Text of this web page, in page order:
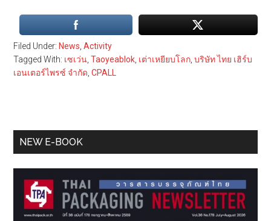
Filed Under: News ,Activity
Tagged With: เซเว่น ,Taoyeablok เต่าเหยียบโลก ,บริษัท ไทย เฮิร์บ
เอนเตอร์ไพรซ์ จำกัด ,CPALL
Primary
NEW E-BOOK